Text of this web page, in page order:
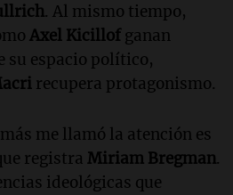
. Al mismo tiempo,
Axel Kicillofganan
su espacio político,
recupera protagonismo.
me llamó la atención es
registra Miriam Bregman.
ideológicas que